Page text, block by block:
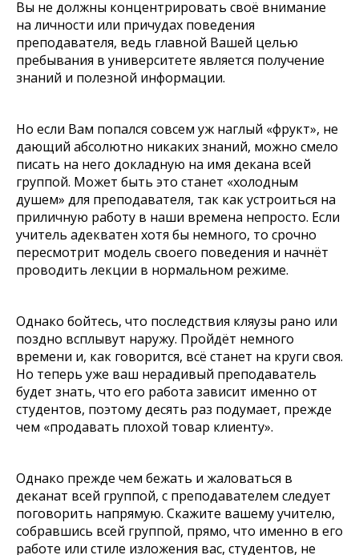
Вы не должны концентрировать своё внимание
на личности или причудах поведения
преподавателя, ведь главной Вашей целью
пребывания в университете является получение
знаний и полезной информации.
Но если Вам попался совсем уж наглый «фрукт», не
дающий абсолютно никаких знаний, можно смело
писать на него докладную на имя декана всей
группой. Может быть это станет «холодным
душем» для преподавателя, так как устроиться на
приличную работу в наши времена непросто. Если
учитель адекватен хотя бы немного, то срочно
пересмотрит модель своего поведения и начнёт
проводить лекции в нормальном режиме.
Однако бойтесь, что последствия кляузы рано или
поздно всплывут наружу. Пройдёт немного
времени и, как говорится, всё станет на круги своя.
Но теперь уже ваш нерадивый преподаватель
будет знать, что его работа зависит именно от
студентов, поэтому десять раз подумает, прежде
чем «продавать плохой товар клиенту».
Однако прежде чем бежать и жаловаться в
деканат всей группой, с преподавателем следует
поговорить напрямую. Скажите вашему учителю,
собравшись всей группой, прямо, что именно в его
работе или стиле изложения вас, студентов, не